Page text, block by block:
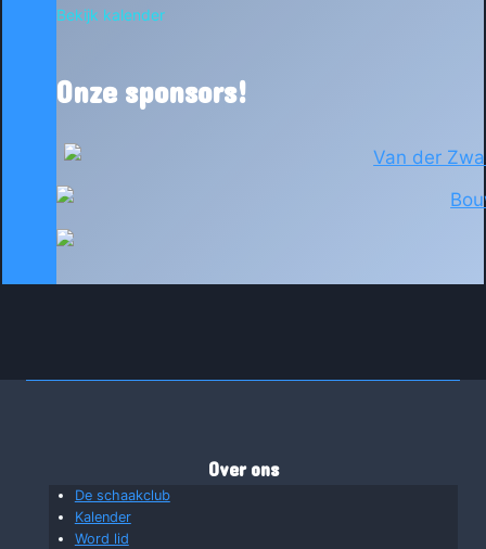
Bekijk kalender
Onze sponsors!
Over ons
De schaakclub
Kalender
Word lid